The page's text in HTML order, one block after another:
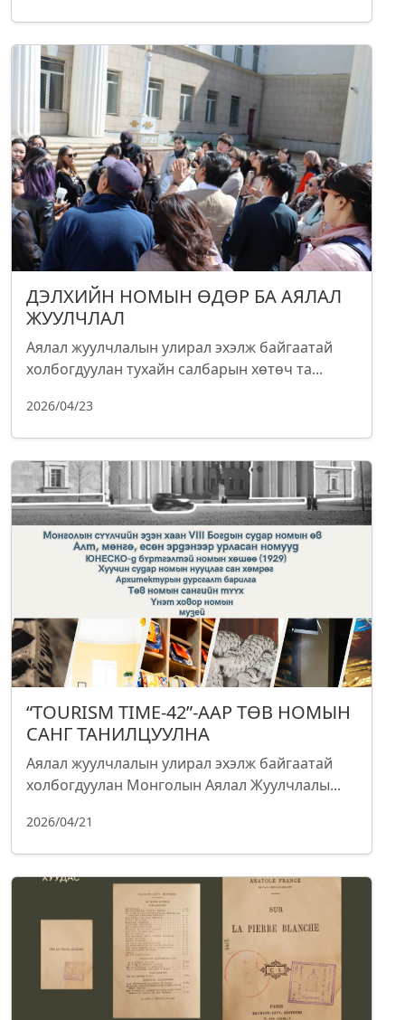
ДЭЛХИЙН НОМЫН ӨДӨР БА АЯЛАЛ
ЖУУЛЧЛАЛ
Аялал жуулчлалын улирал эхэлж байгаатай
холбогдуулан тухайн салбарын хөтөч та...
2026/04/23
“TOURISM TIME-42”-ААР ТӨВ НОМЫН
САНГ ТАНИЛЦУУЛНА
Аялал жуулчлалын улирал эхэлж байгаатай
холбогдуулан Монголын Аялал Жуулчлалы...
2026/04/21